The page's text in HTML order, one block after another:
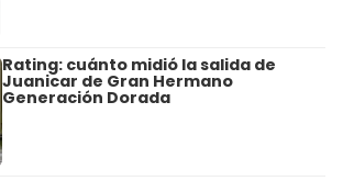
Rating: cuánto midió la salida de
Juanicar de Gran Hermano
Generación Dorada